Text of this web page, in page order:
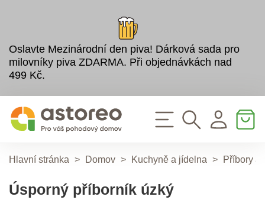
Oslavte Mezinárodní den piva! Dárková sada pro
milovníky piva ZDARMA. Při objednávkách nad
499 Kč.
Hlavní stránka > Domov > Kuchyně a jídelna > Příbory a
Úsporný příborník úzký